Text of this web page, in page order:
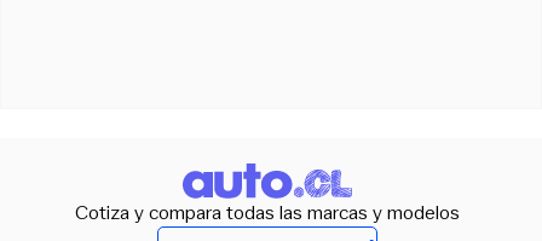
Cotiza y compara todas las marcas y modelos